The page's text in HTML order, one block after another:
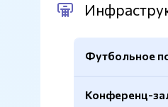
Футбольное
Расположение
Конференц-